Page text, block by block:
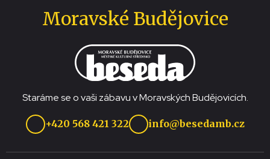
Moravské Budějovice
Staráme se o vaši zábavu v Moravských Budějovicích.
+420 568 421 322 info@besedamb.cz